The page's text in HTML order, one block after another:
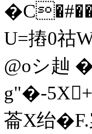
U=摏0
@oシ赸
g"�-5
菕X绐